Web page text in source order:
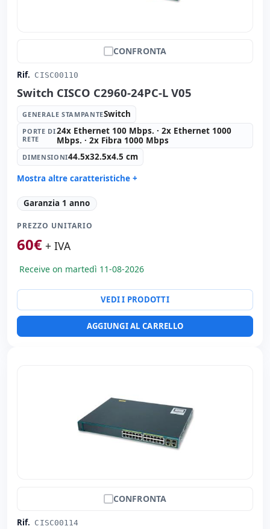
CONFRONTA
Rif. CISC00110
Switch CISCO C2960-24PC-L V05
GENERALE STAMPANTESwitch
PORTE DI
RETE
24x Ethernet 100 Mbps. · 2x Ethernet 1000
Mbps. · 2x Fibra 1000 Mbps
DIMENSIONI44.5x32.5x4.5 cm
Mostra altre caratteristiche +
Generale stampante:
Porte di rete: 24x Ethernet 100 Mbps. · 2x Ethernet
1000 Mbps. · 2x Fibra 1000 Mbps.
Dimensioni:
Peso:
4.50 Kg.
Garanzia 1 anno
PREZZO UNITARIO
60€ + IVA
Receive on martedì 11-08-2026
VEDI I PRODOTTI
AGGIUNGI AL CARRELLO
CONFRONTA
Rif. CISC00114